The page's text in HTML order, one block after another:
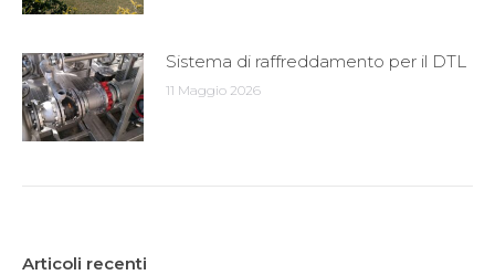
Sistema di raffreddamento per il DTL
11 Maggio 2026
Articoli recenti